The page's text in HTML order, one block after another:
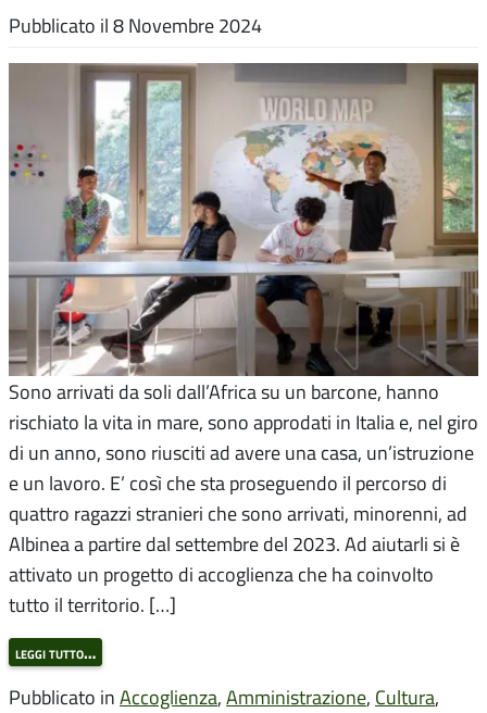
Pubblicato il 8 Novembre 2024
Sono arrivati da soli dall’Africa su un barcone, hanno
rischiato la vita in mare, sono approdati in Italia e, nel giro
di un anno, sono riusciti ad avere una casa, un’istruzione
e un lavoro. E’ così che sta proseguendo il percorso di
quattro ragazzi stranieri che sono arrivati, minorenni, ad
Albinea a partire dal settembre del 2023. Ad aiutarli si è
attivato un progetto di accoglienza che ha coinvolto
tutto il territorio. […]
leggi tutto…
Pubblicato in Accoglienza, Amministrazione, Cultura,